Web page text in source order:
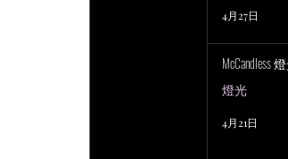
4月27日
McCandless
燈光
4月21日